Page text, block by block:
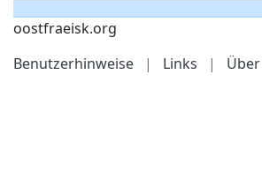
oostfraeisk.org
Benutzerhinweise
| Links | Über